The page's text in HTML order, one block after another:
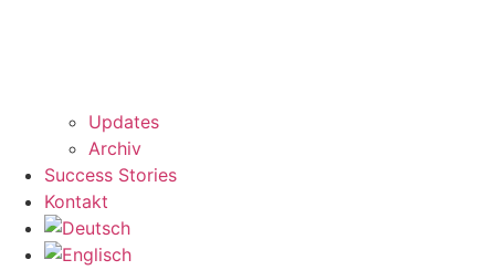
Updates
Archiv
Success Stories
Kontakt